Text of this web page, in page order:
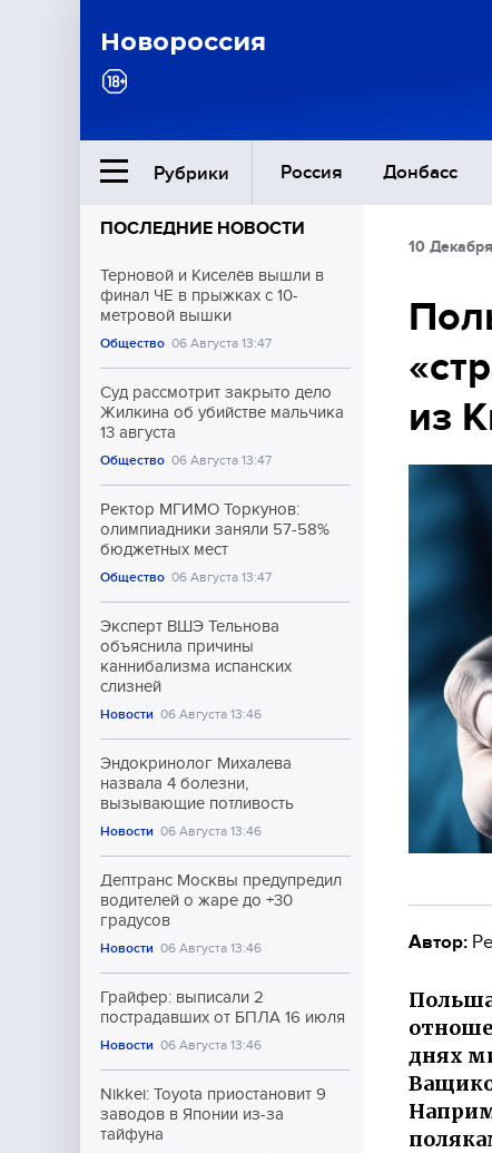
Новороссия
Рубрики Россия Донбасс
Ближний Восток
Общество
Культура
ПОСЛЕДНИЕ НОВОСТИ
Терновой и Киселёв вышли в
финал ЧЕ в прыжках с 10-
метровой вышки
Общество 06 Августа 13:47
Суд рассмотрит закрыто дело
Жилкина об убийстве мальчика
13 августа
Общество 06 Августа 13:47
Ректор МГИМО Торкунов:
олимпиадники заняли 57-58%
бюджетных мест
Общество 06 Августа 13:47
Эксперт ВШЭ Тельнова
объяснила причины
каннибализма испанских
слизней
Новости 06 Августа 13:46
Эндокринолог Михалева
назвала 4 болезни,
вызывающие потливость
Новости 06 Августа 13:46
Дептранс Москвы предупредил
водителей о жаре до +30
градусов
Новости 06 Августа 13:46
Грайфер: выписали 2
пострадавших от БПЛА 16 июля
Новости 06 Августа 13:46
Nikkei: Toyota приостановит 9
заводов в Японии из-за
тайфуна
10
из
Автор:
днях